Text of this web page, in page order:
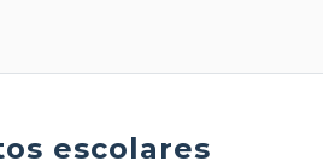
escolares